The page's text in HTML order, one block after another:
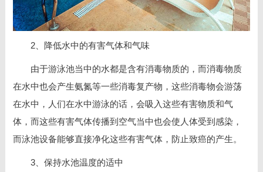
2、降低水中的有害气体和气味
由于游泳池当中的水都是含有消毒物质的，而消毒物质
在水中也会产生氨氮等一些消毒复产物，这些消毒物会游荡
在水中，人们在水中游泳的话，会吸入这些有害物质和气
体，而这些有害气体传播到空气当中也会使人体受到感染，
而泳池设备能够直接净化这些有害气体，防止致癌的产生。
3、保持水池温度的适中